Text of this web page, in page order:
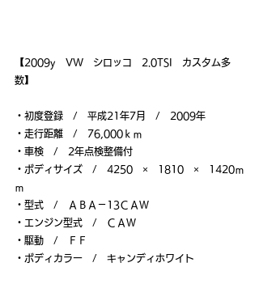
【2009y　VW　シロッコ　2.0TSI　カスタム多
数】
・初度登録　/　平成21年7月　/　2009年
・走行距離　/　76,000ｋｍ
・車検　/　2年点検整備付
・ボディサイズ　/　4250　×　1810　×　1420ｍ
ｍ
・型式　/　ＡＢＡ－13ＣＡＷ
・エンジン型式　/　ＣＡＷ
・駆動　/　ＦＦ
・ボディカラー　/　キャンディホワイト